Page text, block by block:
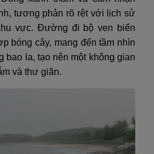
tương phản rõ rệt với lịch sử
vực. Đường đi bộ ven biển
bóng cây, mang đến tầm nhìn
bao la, tạo nên một không gian
và thư giãn.